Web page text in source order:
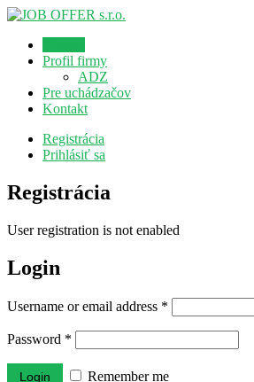
Profil firmy
ADZ
Pre uchádzačov
Kontakt
Registrácia
Prihlásiť sa
Registrácia
User registration is not enabled
Login
Username or email address *
Password *
Remember me